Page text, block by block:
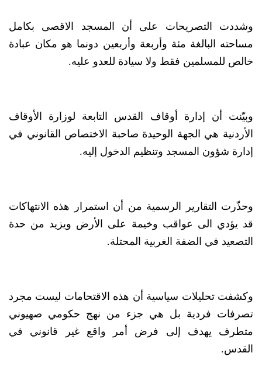
وشددت التصريحات على أن المسجد الاقصى بكامل
مساحته البالغة مئة وأربعة وأربعين دونما هو مكان عبادة
خالص للمسلمين فقط ولا سيادة للعدو عليه.
وبيّنت أن إدارة أوقاف القدس التابعة لوزارة الأوقاف
الأردنية هي الجهة الوحيدة صاحبة الاختصاص القانوني في
إدارة شؤون المسجد وتنظيم الدخول إليه.
وحذّرت التقارير الرسمية من أن استمرار هذه الانتهاكات
قد يؤدي الى عواقب وخيمة على الأرض ويزيد من حدة
التصعيد في الضفة الغربية المحتلة.
وكشفت تحليلات سياسية أن هذه الاقتحامات ليست مجرد
تصرفات فردية بل هي جزء من نهج حكومي صهيوني
متطرف يهدف إلى فرض أمر واقع غير قانوني في
القدس.